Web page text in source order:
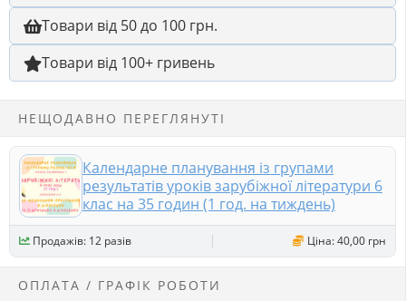
Товари від 50 до 100 грн.
Товари від 100+ гривень
НЕЩОДАВНО ПЕРЕГЛЯНУТІ
Календарне планування із групами
результатів уроків зарубіжної літератури 6
клас на 35 годин (1 год. на тиждень)
Продажів: 12 разів Ціна: 40,00 грн
ОПЛАТА / ГРАФІК РОБОТИ